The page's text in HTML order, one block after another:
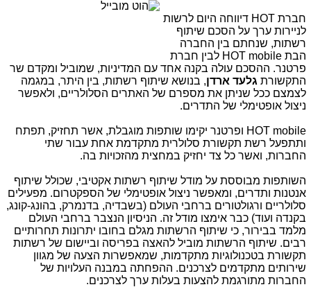
חברתHOTדיווחה היום לרשות
לניירות ערך על הסכם שיתוף
רשתות, שנחתם בין החברה
הבתHOT mobileלבין חברת
פרטנר. ההסכם עולה בקנה אחד עם המדיניות, שמוביל ומקדם שר
התקשורתגלעד ארדן, בנושא שיתוף רשתות, בין היתר, במגמה
לצמצם ככל שניתן את מספרם של האתרים הסלולריים, ולאפשר
ניצול אופטימלי של התדרים.
HOT mobileופרטנר יקימו שותפות מוגבלת, אשר תחזיק, תפתח
ותתפעל רשת תקשורת סלולרית מתקדמת אחת עבור שתי
החברות, ואשר כל צד יחזיק במחצית מהזכויות בה.
השותפות מבוססת על מודל שיתוף רשתות אקטיבי, שכולל שיתוף
אנטנות ותדרים, ומאפשר ניצול אופטימלי של הספקטרום. מפעילים
סלולריים ורגולטורים ברחבי העולם (בשבדיה, בדנמרק, בהונג-קונג,
בקנדה ועוד) כבר אימצו מודל זה. הניסיון הנצבר ברחבי העולם
מלמד בבירור, כי שיתוף הרשתות מגלם בחובו יתרונות תחרותיים
רבים. שיתוף הרשתות מוביל להאצה בפריסה וביישום של רשתות
תקשורת בטכנולוגיות מתקדמות, שמאפשרות הצעה של מגוון
שירותים מתקדמים לצרכנים. ההפחתה במבנה העלויות של
החברות מתורגמת להצעות בעלות ערך לצרכנים.